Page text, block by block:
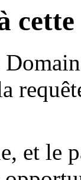
et le